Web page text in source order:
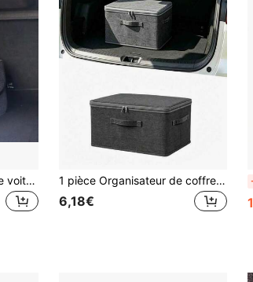
Organisateur de coffre de voiture pliable - Portable, de stockage polyvalent, en feutre, design gain de place, fournitures de voyage en plein air, fournitures d'organisation et de stockage pour voiture, sac de rangement pour outils de voiture
1 pièce Organisateur de coffre de voiture pliable grande capacité avec couvercle et poignées - Boîte de rangement imperméable, convient pour SUV et berline - Boîte de chargement pliable multifonctionnelle pour vêtements, literie, courses et organisation de placard
6,18€